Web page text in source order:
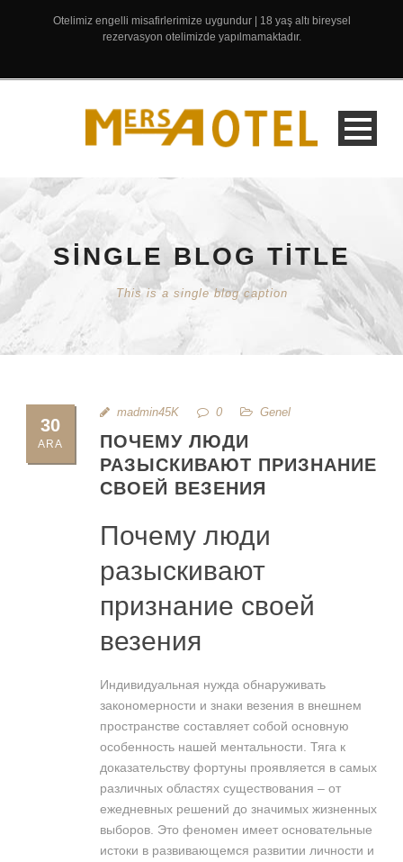
Otelimiz engelli misafirlerimize uygundur | 18 yaş altı bireysel
rezervasyon otelimizde yapılmamaktadır.
SINGLE BLOG TITLE
This is a single blog caption
30
ARA
madmin45K 0 Genel
ПОЧЕМУ ЛЮДИ
РАЗЫСКИВАЮТ ПРИЗНАНИЕ
СВОЕЙ ВЕЗЕНИЯ
Почему люди
разыскивают
признание своей
везения
Индивидуальная нужда обнаруживать
закономерности и знаки везения в внешнем
пространстве составляет собой основную
особенность нашей ментальности. Тяга к
доказательству фортуны проявляется в самых
различных областях существования – от
ежедневных решений до значимых жизненных
выборов. Это феномен имеет основательные
истоки в развивающемся развитии личности и